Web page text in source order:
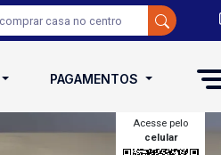
PAGAMENTOS
Acesse pelo
celular